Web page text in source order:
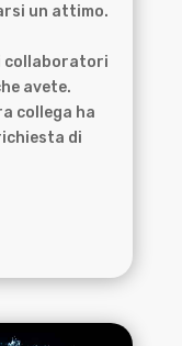
un attimo.
collaboratori
avete.
collega ha
di